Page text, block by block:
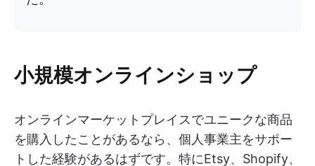
小規模オンラインショップ
オンラインマーケットプレイスでユニークな商品
を購入したことがあるなら、個人事業主をサポー
トした経験があるはずです。特にEtsy、Shopify、